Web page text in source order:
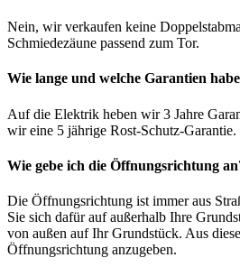
Nein, wir verkaufen keine
Schmiedezäune passend zum Tor.
Wie lange und welche Garantien
Auf die Elektrik heben wir 3 Jahre
wir eine 5 jährige Rost-Schutz-Garantie.
Wie gebe ich die Öffnungsrichtung
Die Öffnungsrichtung ist immer aus
Sie sich dafür auf außerhalb Ihre
von außen auf Ihr Grundstück. Aus
Öffnungsrichtung anzugeben.